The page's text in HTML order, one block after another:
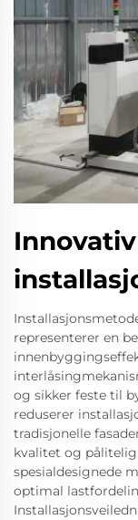
Innovativ
representerer en
og sikker feste til
reduserer
tradisjonelle
kvalitet og
spesialdesignede
optimal